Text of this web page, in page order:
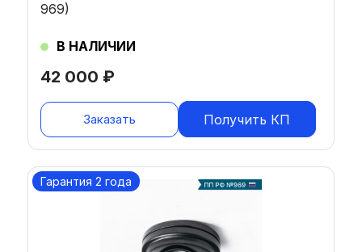
42 000 ₽
969)
В НАЛИЧИИ
Заказать Получить КП
Гарантия 2 года